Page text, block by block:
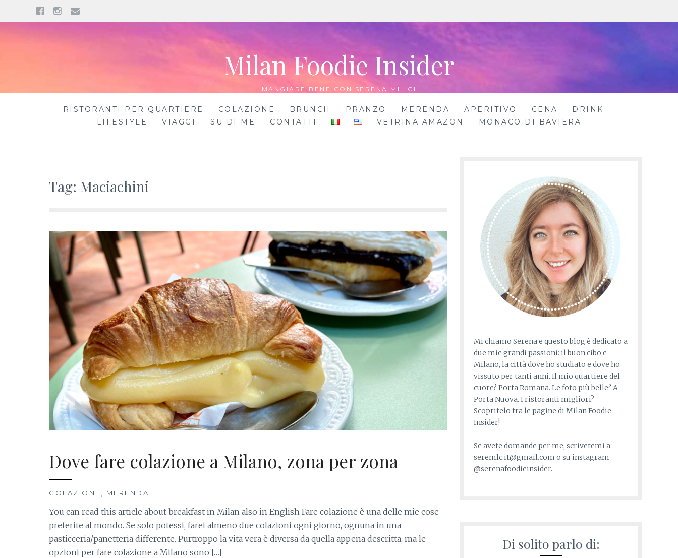
FacebookInstagram
Milan Foodie Insider
MANGIARE BENE CON SERENA MILICI
RISTORANTI PER QUARTIERE COLAZIONE BRUNCH PRANZO MERENDA APERITIVO CENA
DRINK
LIFESTYLE
VIAGGI SU DI ME CONTATTI VETRINA AMAZON MONACO DI BAVIERA
Tag: Maciachini
Dove fare colazione a Milano, zona per zona
COLAZIONE , MERENDA
You can read this article about breakfast in Milan also in English Fare colazione è una delle mie cose
preferite al mondo. Se solo potessi, farei almeno due colazioni ogni giorno, ognuna in una
pasticceria/panetteria differente. Purtroppo la vita vera è diversa da quella appena descritta, ma le
opzioni per fare colazione a Milano sono […]
Mi chiamo Serena e questo blog è dedicato a
due mie grandi passioni: il buon cibo e
Milano, la città dove ho studiato e dove ho
vissuto per tanti anni. Il mio quartiere del
cuore? Porta Romana. Le foto più belle? A
Porta Nuova. I ristoranti migliori?
Scopritelo tra le pagine di Milan Foodie
Insider!
Se avete domande per me, scrivetemi a:
seremlc.it@gmail.com o su instagram
@serenafoodieinsider.
Di solito parlo di: